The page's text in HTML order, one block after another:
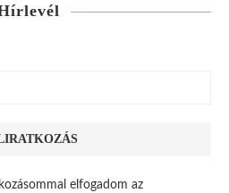
elfogadom az